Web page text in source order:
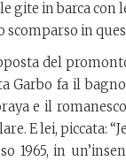
gite in barca
scomparso in
del
Garbo fa il
e il
E lei, piccata:
1965, in